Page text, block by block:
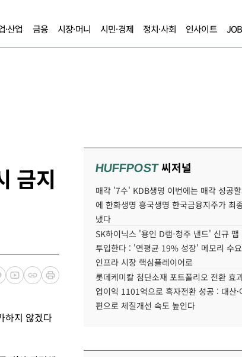
·산업 금융 시장·머니 시민·경제 정치·사회 인사이트
금지
하지 않겠다
HUFFPOST씨저널
매각 '7수' KDB생명 이번에는 매각 성공
에 한화생명 흥국생명 한국금융지주가 최
냈다
SK하이닉스 '용인 D램-청주 낸드' 신규 팹
투입한다 : '연평균 19% 성장' 메모리 수
인프라 시장 핵심플레이어로
롯데케미칼 첨단소재 포트폴리오 전환 효
업이익 1101억으로 흑자전환 성공 : 대산·
편으로 체질개선 속도 높인다